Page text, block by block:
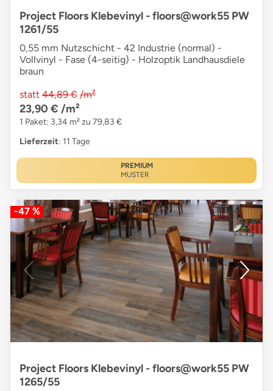
Project Floors Klebevinyl - floors@work55 PW
1261/55
0,55 mm Nutzschicht - 42 Industrie (normal) -
Vollvinyl - Fase (4-seitig) - Holzoptik Landhausdiele
braun
statt 44,89 € /m²
23,90 € /m²
1 Paket: 3,34 m² zu 79,83 €
Lieferzeit: 11 Tage
PREMIUM
MUSTER
-47 %
Project Floors Klebevinyl - floors@work55 PW
1265/55